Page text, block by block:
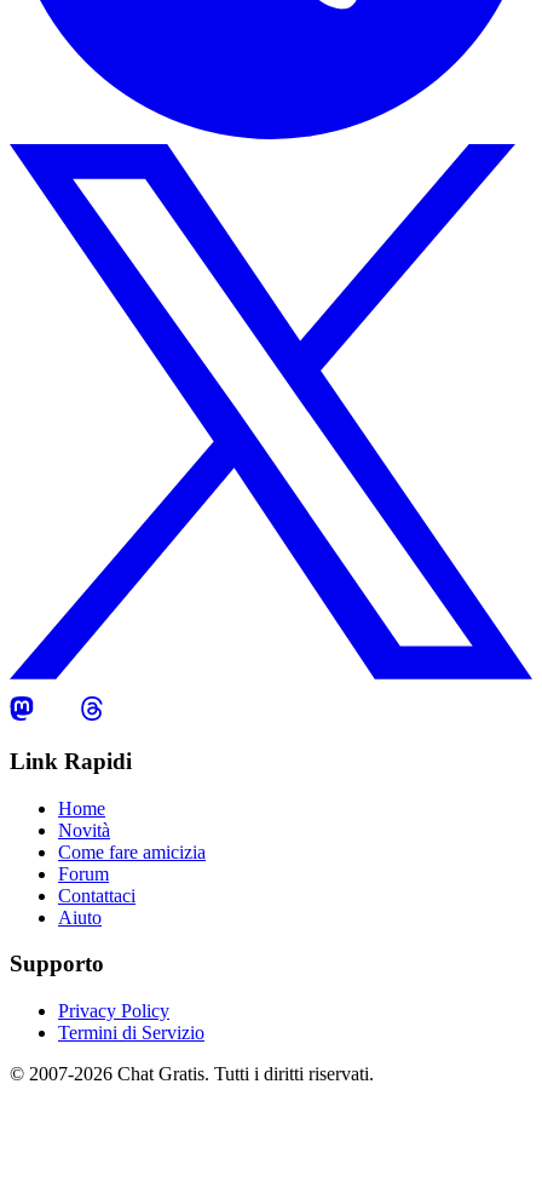
Link Rapidi
Home
Novità
Come fare amicizia
Forum
Contattaci
Aiuto
Supporto
Privacy Policy
Termini di Servizio
© 2007-2026 Chat Gratis. Tutti i diritti riservati.